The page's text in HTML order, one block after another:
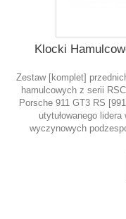
Klocki
Zestaw [komplet]
hamulcowych z serii
Porsche 911 GT3 RS
utytułowanego
wyczynowych